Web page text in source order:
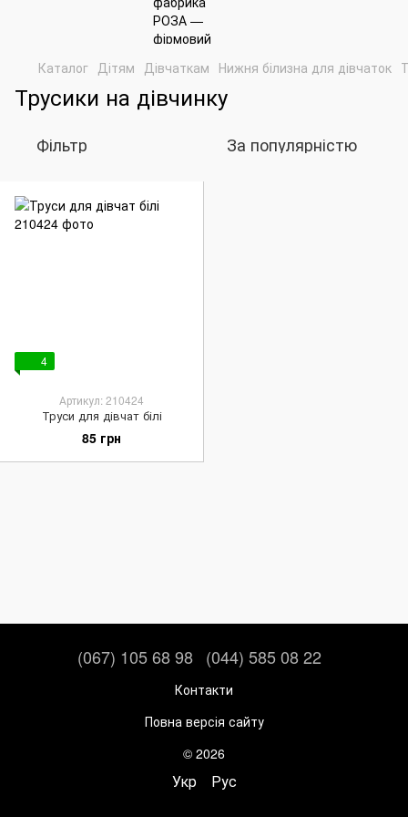
Каталог Дітям Дівчаткам Нижня білизна для дівчаток
Трусики на дівчинку
Фільтр За популярністю
4
Артикул: 210424
Труси для дівчат білі
85 грн
(067) 105 68 98 (044) 585 08 22
Контакти
Повна версія сайту
© 2026
Укр Рус